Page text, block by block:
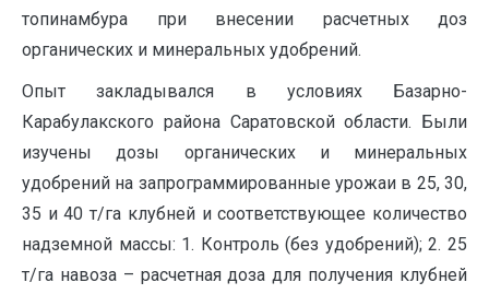
топинамбура при внесении расчетных доз
органических и минеральных удобрений.
Опыт закладывался в условиях Базарно-
Карабулакского района Саратовской области. Были
изучены дозы органических и минеральных
удобрений на запрограммированные урожаи в 25, 30,
35 и 40 т/га клубней и соответствующее количество
надземной массы: 1. Контроль (без удобрений); 2. 25
т/га навоза – расчетная доза для получения клубней